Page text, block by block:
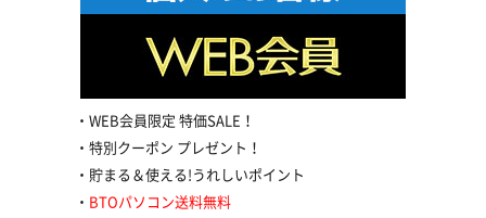
WEB会員限定 特価SALE！
特別クーポン プレゼント！
貯まる＆使える!うれしいポイント
BTOパソコン送料無料